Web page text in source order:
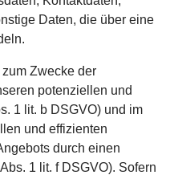
Daten, die über eine
Zwecke der
potenziellen und
1 lit. b DSGVO) und im
und effizienten
durch einen
1 lit. f DSGVO). Sofern